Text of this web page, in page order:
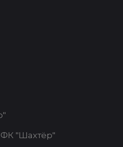
"Шахтёр"